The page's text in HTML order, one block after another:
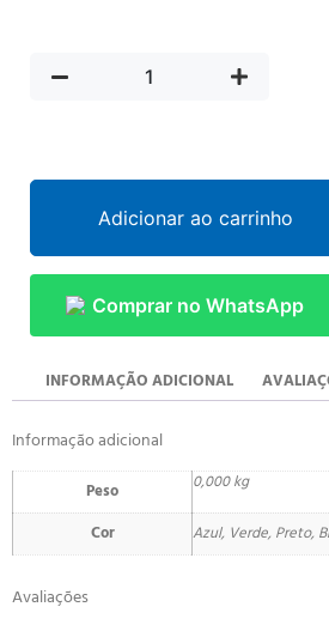
Adicionar ao carrinho
Comprar no WhatsApp
INFORMAÇÃO ADICIONAL
Informação adicional
Peso 0,000 kg
Cor Azul, Verde, Preto,
Avaliações